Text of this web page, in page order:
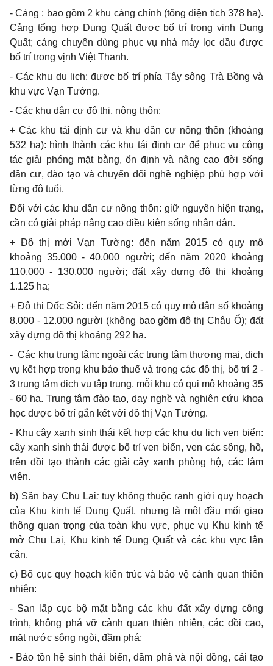
- Cảng : bao gồm 2 khu cảng chính (tổng diện tích 378 ha).
Cảng tổng hợp Dung Quất được bố trí trong vịnh Dung
Quất; cảng chuyên dùng phục vụ nhà máy lọc dầu được
bố trí trong vịnh Việt Thanh.
- Các khu du lịch: được bố trí phía Tây sông Trà Bồng và
khu vực Vạn Tường.
- Các khu dân cư đô thị, nông thôn:
+ Các khu tái định cư và khu dân cư nông thôn (khoảng
532 ha): hình thành các khu tái định cư để phục vụ công
tác giải phóng mặt bằng, ổn định và nâng cao đời sống
dân cư, đào tạo và chuyển đổi nghề nghiệp phù hợp với
từng độ tuổi.
Đối với các khu dân cư nông thôn: giữ nguyên hiện trạng,
cần có giải pháp nâng cao điều kiện sống nhân dân.
+ Đô thị mới Vạn Tường: đến năm 2015 có quy mô
khoảng 35.000 - 40.000 người; đến năm 2020 khoảng
110.000 - 130.000 người; đất xây dựng đô thị khoảng
1.125 ha;
+ Đô thị Dốc Sỏi: đến năm 2015 có quy mô dân số khoảng
8.000 - 12.000 người (không bao gồm đô thị Châu Ổ); đất
xây dựng đô thị khoảng 292 ha.
- Các khu trung tâm: ngoài các trung tâm thương mại, dịch
vụ kết hợp trong khu bảo thuế và trong các đô thị, bố trí 2 -
3 trung tâm dịch vụ tập trung, mỗi khu có qui mô khoảng 35
- 60 ha. Trung tâm đào tạo, dạy nghề và nghiên cứu khoa
học được bố trí gắn kết với đô thị Vạn Tường.
- Khu cây xanh sinh thái kết hợp các khu du lịch ven biển:
cây xanh sinh thái được bố trí ven biển, ven các sông, hồ,
trên đồi tạo thành các giải cây xanh phòng hộ, các lâm
viên.
b) Sân bay Chu Lai: tuy không thuộc ranh giới quy hoạch
của Khu kinh tế Dung Quất, nhưng là một đầu mối giao
thông quan trọng của toàn khu vực, phục vụ Khu kinh tế
mở Chu Lai, Khu kinh tế Dung Quất và các khu vực lân
cận.
c) Bố cục quy hoạch kiến trúc và bảo vệ cảnh quan thiên
nhiên:
- San lấp cục bộ mặt bằng các khu đất xây dựng công
trình, không phá vỡ cảnh quan thiên nhiên, các đồi cao,
mặt nước sông ngòi, đầm phá;
- Bảo tồn hệ sinh thái biển, đầm phá và nội đồng, cải tạo